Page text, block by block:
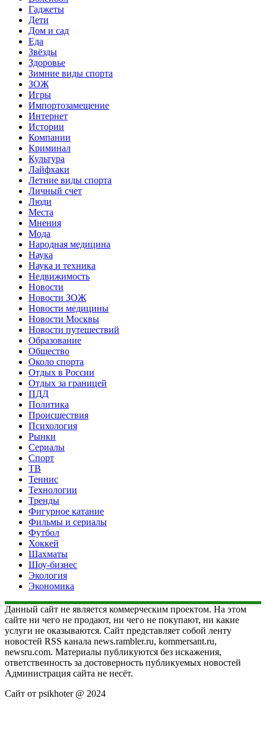
Гаджеты
Дети
Дом и сад
Еда
Звёзды
Здоровье
Зимние виды спорта
ЗОЖ
Игры
Импортозамещение
Интернет
Истории
Компании
Криминал
Культура
Лайфхаки
Летние виды спорта
Личный счет
Люди
Места
Мнения
Мода
Народная медицина
Наука
Наука и техника
Недвижимость
Новости
Новости ЗОЖ
Новости медицины
Новости Москвы
Новости путешествий
Образование
Общество
Около спорта
Отдых в России
Отдых за границей
ПДД
Политика
Происшествия
Психология
Рынки
Сериалы
Спорт
ТВ
Теннис
Технологии
Тренды
Фигурное катание
Фильмы и сериалы
Футбол
Хоккей
Шахматы
Шоу-бизнес
Экология
Экономика
Данный сайт не является коммерческим проектом. На этом
сайте ни чего не продают, ни чего не покупают, ни какие
услуги не оказываются. Сайт представляет собой ленту
новостей RSS канала news.rambler.ru, kommersant.ru,
newsru.com. Материалы публикуются без искажения,
ответственность за достоверность публикуемых новостей
Администрация сайта не несёт.
Сайт от psikhoter @ 2024